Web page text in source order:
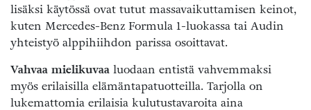
lisäksi käytössä ovat tutut massavaikuttamisen keinot,
kuten Mercedes-Benz Formula 1-luokassa tai Audin
yhteistyö alppihiihdon parissa osoittavat.
Vahvaa mielikuvaa luodaan entistä vahvemmaksi
myös erilaisilla elämäntapatuotteilla. Tarjolla on
lukemattomia erilaisia kulutustavaroita aina